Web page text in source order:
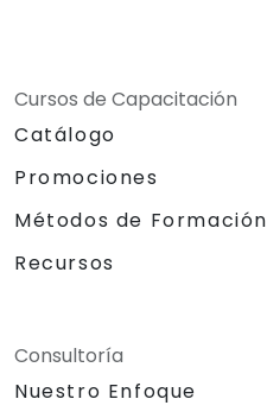
Cursos de Capacitación
Catálogo
Promociones
Métodos de Formación
Recursos
Consultoría
Nuestro Enfoque